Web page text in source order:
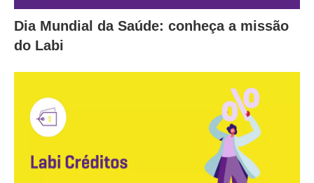
Dia Mundial da Saúde: conheça a missão
do Labi